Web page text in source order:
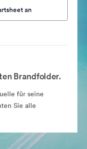
an
Brandfolder.
für seine
Sie alle